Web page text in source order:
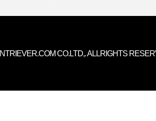
NTRIEVER.COM CO.LTD,. ALLRIGHTS